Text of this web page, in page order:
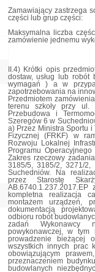
Zamawiający zastrzega
części lub grup części:
Maksymalna liczba
zamówienie jednemu
II.4) Krótki opis przedmiotu zamówienia (wielkość, zakres, rodzaj i ilość dostaw, usług lub robót budowlanych lub określenie zapotrzebowania i wymagań ) a w przypadku partnerstwa innowacyjnego - określenie zapotrzebowania na innowacyjny produkt, usługę lub roboty budowlane: 1. Przedmiotem zamówienia jest: „Rozbudowa wraz z zagospodarowaniem terenu szkoły przy ul. Szarych Szeregów 6 w Suchedniowie oraz Przebudowa i Termomodernizacja budynku szkoły przy ul. Szarych Szeregów 6 w Suchedniowie”. Przedmiot zamówienia dofinansowany jest: a) Przez Ministra Sportu i Turystyki ze środków Funduszu Rozwoju Kultury Fizycznej (FRKF) w ramach Programu Sportowa Polska – Program Rozwoju Lokalnej Infrastruktury Sportowej, b) w ramach Regionalnego Programu Operacyjnego Województwa Świętokrzyskiego 2014 - 2020. Zakres rzeczowy zadania mieści się w granicach działek nr ewid. geod. 3185/5, 3185/2, 3271/2, 3240/1 w obrębie 001 jednostka ewidencyjna Suchedniów. Na realizację przedmiotowego zadania zostało wydane przez Starostę Skarżyskiego, pozwolenie na budowę znak: AB.6740.1.237.2017.EP z dnia 25.09.2017 r. W zakres robót wchodzi kompletna realizacja całego przedsięwzięcia (wraz z dostawami i montażem urządzeń, przeprowadzeniem prób instalacji) zgodnie z dokumentacją projektową, specyfikacjami technicznymi wykonania i odbioru robót budowlanych (STWiORB) oraz zapisami niniejszej SIWZ. Do zadań Wykonawcy należy również wykonanie dokumentacji powykonawczej, w tym między innymi instrukcji bhp, instrukcji ppoż, prowadzenie bieżącej obsługi geodezyjnej zadania oraz wykonanie wszystkich innych prac koniecznych do użytkowania szkoły, zgodnie z obowiązującym prawem, a także określonym przez Zamawiającego przeznaczeniem budynku. Zakres obejmuje wykonanie wszelkich robót budowlanych niezbędnych do zrealizowania w/w zadania. W ramach zadania przewiduje się III etapy prac: Etap I: Zakres rzeczowy obejmujący: - demontaż obecnie istniejących boisk (nawierzchnie asfaltowe, betonowe, z kostki brukowej(, demontaż istniejącego wyposażenia boisk, - budowę budynku sali sportowej z łącznikiem, sala gimnastyczna średnia w wymiarach 36,00 x 19,00 m = 684,00 m2, o wysokości w najniższym punkcie H= 7,00 m, wraz z wyposażeniem i zapleczem, - łącznik ze szkołą istniejącą zawierający wejście, komunikację i szatnie uczniów, - wyburzenie istniejącego nieużytkowanego budynku murowanego parterowego (dz. nr ewid. geod. 3185/5), - wykonanie projektowanego wyposażenia instalacyjnego tj. odwodnienia boiska i terenów przyległych, włączenie do istniejącej sieci kanalizacji deszczowej w ul. Szarych Szeregów, instalację gazową zewnętrzną od miejsca przyłącza do kotłowni projektowanej, - przyłącze wody do projektowanego wodomierza z istniejącej sieci na terenie działki oraz wymianę fragmentu istniejącej sieci wodociągowej na terenie działki, - hydrant zewnętrzny HP 80 oraz wymianę hydrantu HP 80, - rozbudowę i remont instalacji zewnętrznej kanalizacji sanitarnej, - instalacje elektryczne zewnętrzne od nowego przyłącza elektrycznego z instalacją oświetlenia terenu i odgromową, a także wymianę lamp oświetleniowych w budynku starej sali gimnastycznej. Etap II Zakres rzeczowy obejmujący: - montaż paneli PV (fotowoltaika) w celu produkcji energii elektrycznej, instalacja o wielkości 39 kW. Uwaga: Wykonawca po zrealizowaniu etapu I i II